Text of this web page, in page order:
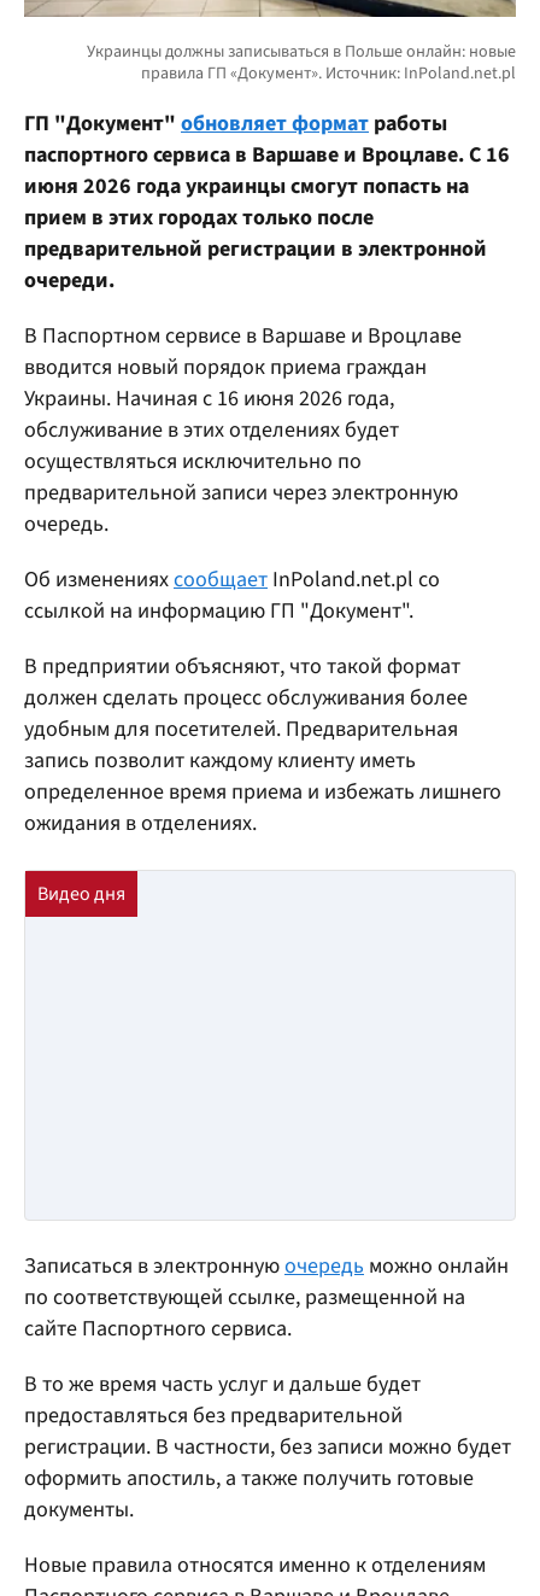
ГП "Документ" обновляет формат работы
паспортного сервиса в Варшаве и Вроцлаве. С 16
июня 2026 года украинцы смогут попасть на
прием в этих городах только после
предварительной регистрации в электронной
очереди.
В Паспортном сервисе в Варшаве и Вроцлаве
вводится новый порядок приема граждан
Украины. Начиная с 16 июня 2026 года,
обслуживание в этих отделениях будет
осуществляться исключительно по
предварительной записи через электронную
очередь.
Об измененияхсообщает InPoland.net.pl со
ссылкой на информацию ГП "Документ".
В предприятии объясняют, что такой формат
должен сделать процесс обслуживания более
удобным для посетителей. Предварительная
запись позволит каждому клиенту иметь
определенное время приема и избежать лишнего
ожидания в отделениях.
Записаться в электроннуюочередь можно онлайн
по соответствующей ссылке, размещенной на
сайте Паспортного сервиса.
В то же время часть услуг и дальше будет
предоставляться без предварительной
регистрации. В частности, без записи можно будет
оформить апостиль, а также получить готовые
документы.
Новые правила относятся именно к отделениям